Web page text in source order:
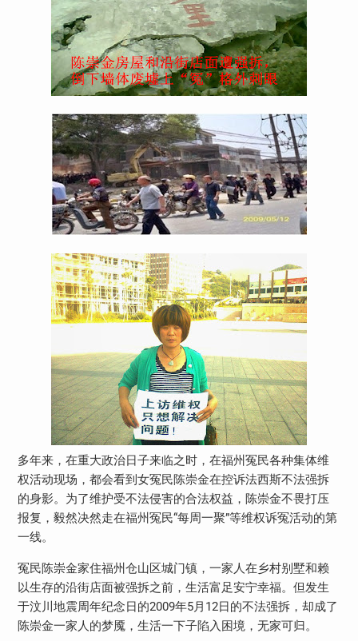
多年来，在重大政治日子来临之时，在福州冤民各种集体维
权活动现场，都会看到女冤民陈崇金在控诉法西斯不法强拆
的身影。为了维护受不法侵害的合法权益，陈崇金不畏打压
报复，毅然决然走在福州冤民“每周一聚”等维权诉冤活动的第
一线。
冤民陈崇金家住福州仓山区城门镇，一家人在乡村别墅和赖
以生存的沿街店面被强拆之前，生活富足安宁幸福。但发生
于汶川地震周年纪念日的2009年5月12日的不法强拆，却成了
陈崇金一家人的梦魇，生活一下子陷入困境，无家可归。